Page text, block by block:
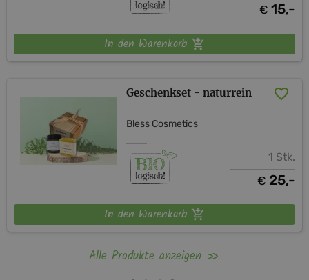
€ 15,-
In den Warenkorb
Geschenkset - naturrein
Bless Cosmetics
1 Stk.
€ 25,-
In den Warenkorb
Alle Produkte anzeigen